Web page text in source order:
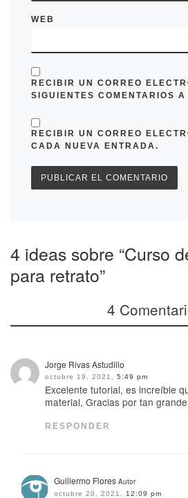
WEB
RECIBIR UN CORREO
SIGUIENTES COMENTARIOS
RECIBIR UN CORREO
CADA NUEVA ENTRADA.
4 ideas sobre “Curso
para retrato”
4
Jorge Rivas Astudillo
octubre 19, 2021, 5:49 pm
Excelente tutorial, es increíble
material, Gracias por tan
RESPONDER
Guillermo FloresAutor
octubre 20, 2021, 12:09 pm